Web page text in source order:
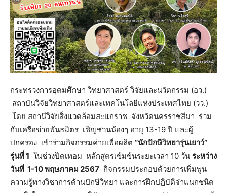
กระทรวงการอุดมศึกษา วิทยาศาสตร์ วิจัยและนวัตกรรม (อว.)
สถาบันวิจัยวิทยาศาสตร์และเทคโนโลยีแห่งประเทศไทย (วว.)
โดย สถานีวิจัยสิ่งแวดล้อมสะแกราช จังหวัดนครราชสีมา ร่วม
กับเครือข่ายพันธมิตร เชิญชวนน้องๆ อายุ 13-19 ปี และผู้
ปกครอง เข้าร่วมกิจกรรมค่ายเพื่อผลิต “นักปักษีวิทยารุ่นเยาว์”
รุ่นที่ 1 ในช่วงปิดเทอม หลักสูตรเข้มข้นระยะเวลา 10 วัน ระหว่าง
วันที่ 1-10 พฤษภาคม 2567 กิจกรรมประกอบด้วยการเพิ่มพูน
ความรู้ทางวิชาการด้านปักษีวิทยา และการฝึกปฏิบัติจำแนกชนิด